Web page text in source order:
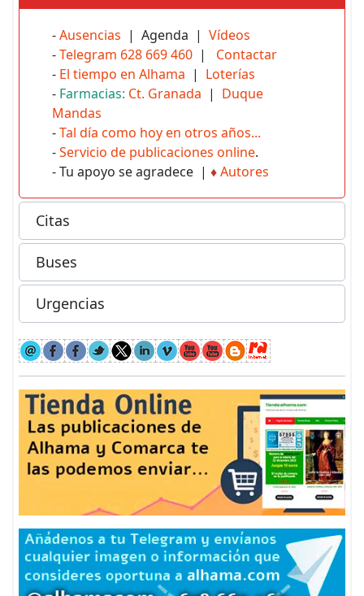
-Ausencias | Agenda | Vídeos
-Telegram 628 669 460 | Contactar
- El tiempo en Alhama | Loterías
- Farmacias: Ct. Granada | Duque
Mandas
-Tal día como hoy en otros años...
-Servicio de publicaciones online.
- Tu apoyo se agradece | ♦Autores
Citas
Buses
Urgencias